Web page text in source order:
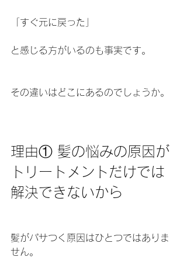
「すぐ元に戻った」
と感じる方がいるのも事実です。
その違いはどこにあるのでしょうか。
理由① 髪の悩みの原因が
トリートメントだけでは
解決できないから
髪がパサつく原因はひとつではありま
せん。